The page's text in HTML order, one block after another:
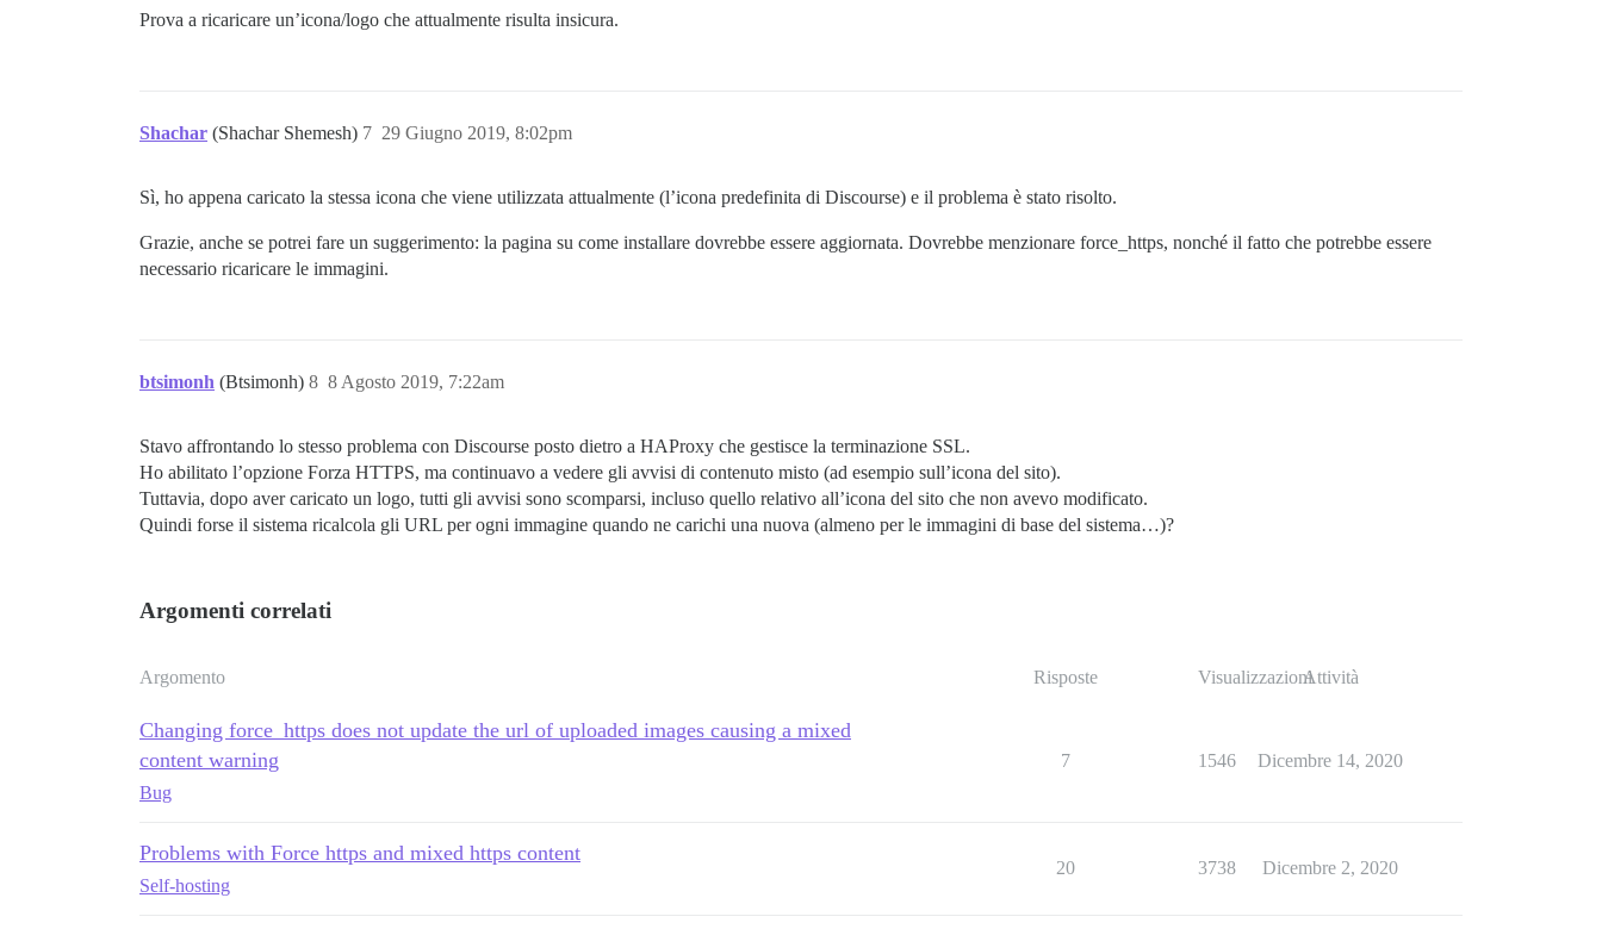
Prova a ricaricare un’icona/logo che attualmente risulta insicura.
Shachar (Shachar Shemesh) 29 Giugno 2019, 8:02pm
7
Sì, ho appena caricato la stessa icona che viene utilizzata attualmente (l’icona predefinita di Discourse) e il problema è stato risolto.
Grazie, anche se potrei fare un suggerimento: la pagina su come installare dovrebbe essere aggiornata. Dovrebbe menzionare force_https, nonché il fatto che potrebbe essere
necessario ricaricare le immagini.
btsimonh (Btsimonh) 8 Agosto 2019, 7:22am
8
Stavo affrontando lo stesso problema con Discourse posto dietro a HAProxy che gestisce la terminazione SSL.
Ho abilitato l’opzione Forza HTTPS, ma continuavo a vedere gli avvisi di contenuto misto (ad esempio sull’icona del sito).
Tuttavia, dopo aver caricato un logo, tutti gli avvisi sono scomparsi, incluso quello relativo all’icona del sito che non avevo modificato.
Quindi forse il sistema ricalcola gli URL per ogni immagine quando ne carichi una nuova (almeno per le immagini di base del sistema…)?
Argomenti correlati
Argomento Risposte VisualizzazioniAttività
Changing force_https does not update the url of uploaded images causing a mixed
content warning
Bug
7 1546 Dicembre 14, 2020
Problems with Force https and mixed https content
Self-hosting
20 3738 Dicembre 2, 2020